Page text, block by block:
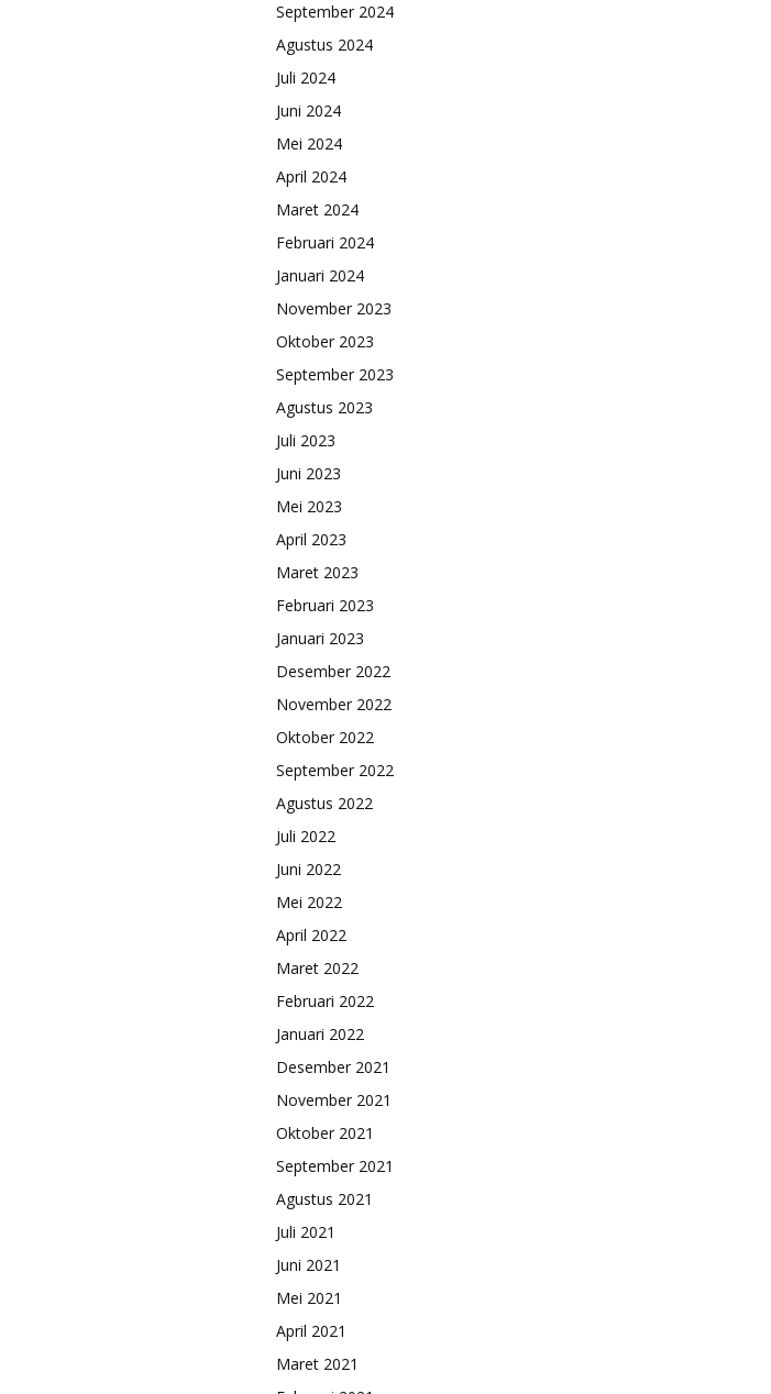
September 2024
Agustus 2024
Juli 2024
Juni 2024
Mei 2024
April 2024
Maret 2024
Februari 2024
Januari 2024
November 2023
Oktober 2023
September 2023
Agustus 2023
Juli 2023
Juni 2023
Mei 2023
April 2023
Maret 2023
Februari 2023
Januari 2023
Desember 2022
November 2022
Oktober 2022
September 2022
Agustus 2022
Juli 2022
Juni 2022
Mei 2022
April 2022
Maret 2022
Februari 2022
Januari 2022
Desember 2021
November 2021
Oktober 2021
September 2021
Agustus 2021
Juli 2021
Juni 2021
Mei 2021
April 2021
Maret 2021